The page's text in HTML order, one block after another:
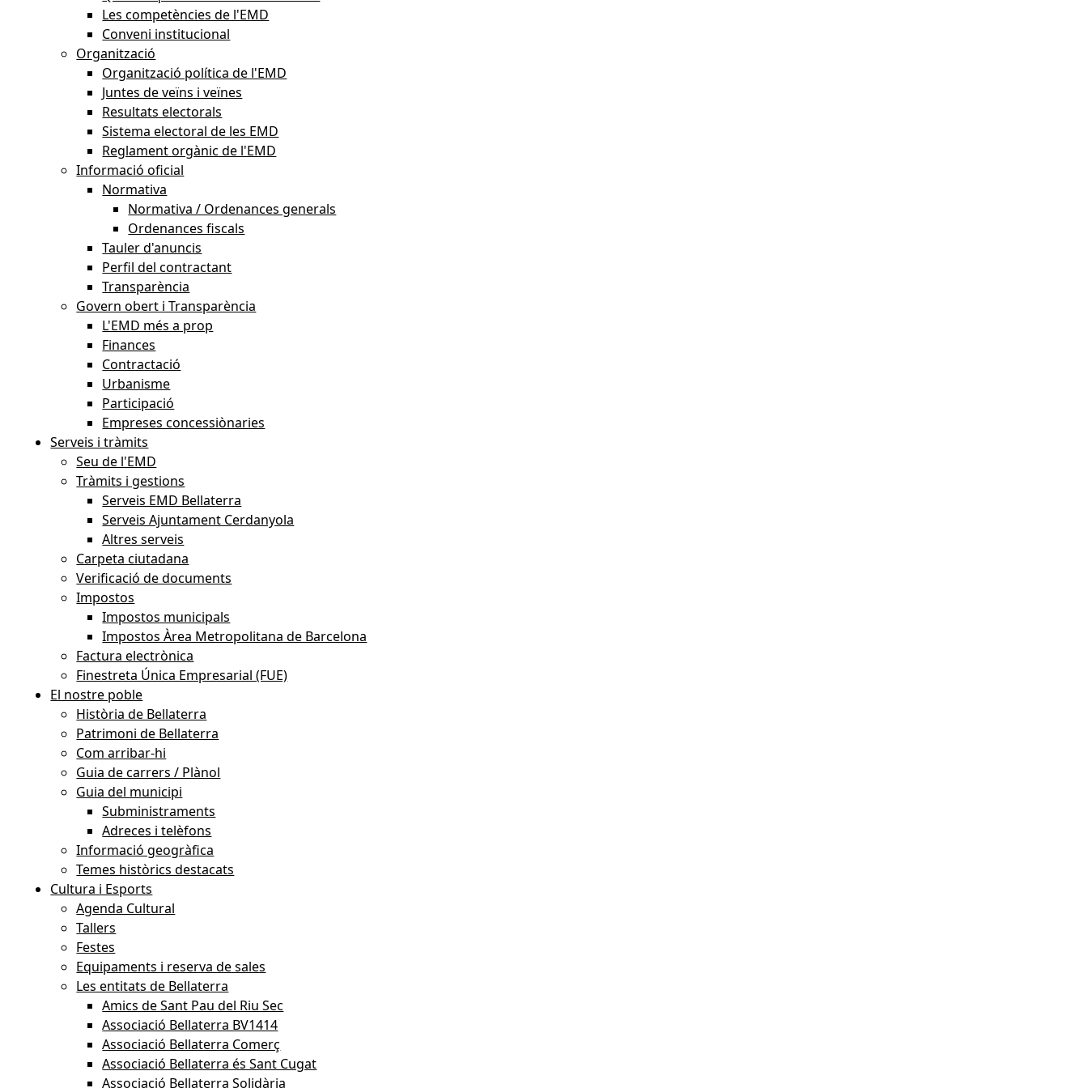
Les competències de l'EMD
Conveni institucional
Organització
Organització política de l'EMD
Juntes de veïns i veïnes
Resultats electorals
Sistema electoral de les EMD
Reglament orgànic de l'EMD
Informació oficial
Normativa
Normativa / Ordenances generals
Ordenances fiscals
Tauler d'anuncis
Perfil del contractant
Transparència
Govern obert i Transparència
L'EMD més a prop
Finances
Contractació
Urbanisme
Participació
Empreses concessiònaries
Serveis i tràmits
Seu de l'EMD
Tràmits i gestions
Serveis EMD Bellaterra
Serveis Ajuntament Cerdanyola
Altres serveis
Carpeta ciutadana
Verificació de documents
Impostos
Impostos municipals
Impostos Àrea Metropolitana de Barcelona
Factura electrònica
Finestreta Única Empresarial (FUE)
El nostre poble
Història de Bellaterra
Patrimoni de Bellaterra
Com arribar-hi
Guia de carrers / Plànol
Guia del municipi
Subministraments
Adreces i telèfons
Informació geogràfica
Temes històrics destacats
Cultura i Esports
Agenda Cultural
Tallers
Festes
Equipaments i reserva de sales
Les entitats de Bellaterra
Amics de Sant Pau del Riu Sec
Associació Bellaterra BV1414
Associació Bellaterra Comerç
Associació Bellaterra és Sant Cugat
Associació Bellaterra Solidària